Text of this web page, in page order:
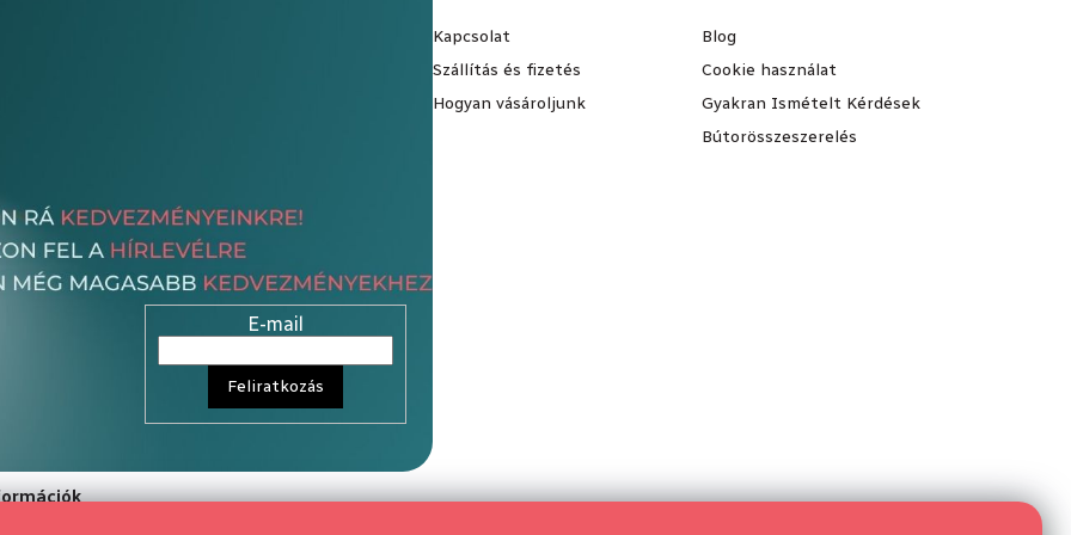
E-mail
Feliratkozás
Kapcsolat
Szállítás és fizetés
Hogyan vásároljunk
Blog
Cookie használat
Gyakran Ismételt Kérdések
Bútorösszeszerelés